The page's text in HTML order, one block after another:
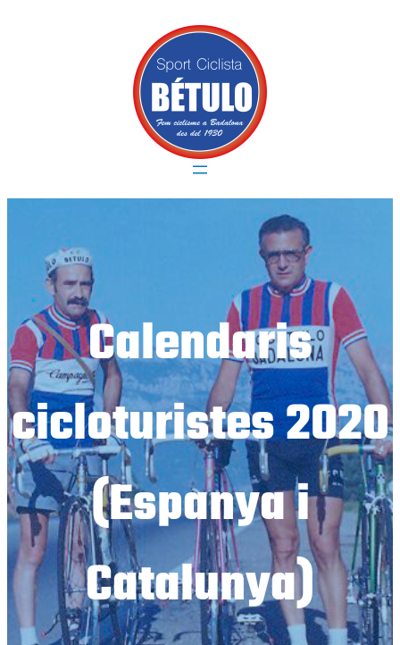
Calendaris
cicloturistes 2020
(Espanya i
Catalunya)